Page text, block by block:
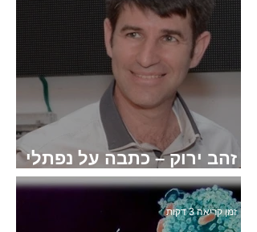
זהב ירוק – כתבה על נפתלי
פלדמן
זמן קריאה 6 דקות